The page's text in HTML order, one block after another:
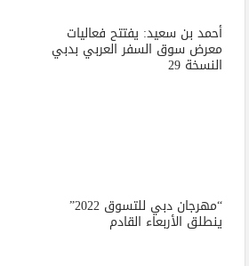
أحمد بن سعيد: يفتتح فعاليات
معرض سوق السفر العربي بدبي
النسخة 29
“مهرجان دبي للتسوق 2022”
ينطلق الأربعاء القادم